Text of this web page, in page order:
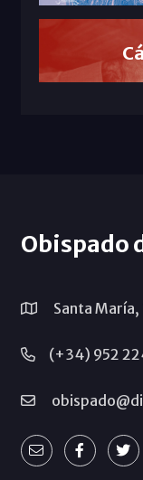
Obispado
Santa
(+34) 952